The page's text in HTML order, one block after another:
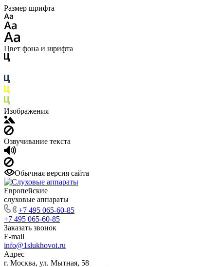
Размер шрифта
Цвет фона и шрифта
Изображения
Озвучивание текста
Обычная версия сайта
Европейские
слуховые аппараты
+7 495 065-60-85
+7 495 065-60-85
Заказать звонок
E-mail
info@1slukhovoi.ru
Адрес
г. Москва, ул. Мытная, 58